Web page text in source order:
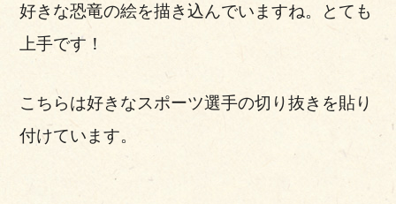
好きな恐竜の絵を描き込んでいますね。とても
上手です！
こちらは好きなスポーツ選手の切り抜きを貼り
付けています。